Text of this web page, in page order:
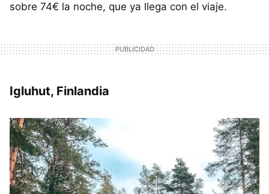
sobre 74€ la noche, que ya llega con el viaje.
Igluhut, Finlandia